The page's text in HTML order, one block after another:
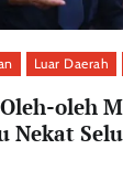
Luar Daerah
oleh
Nekat